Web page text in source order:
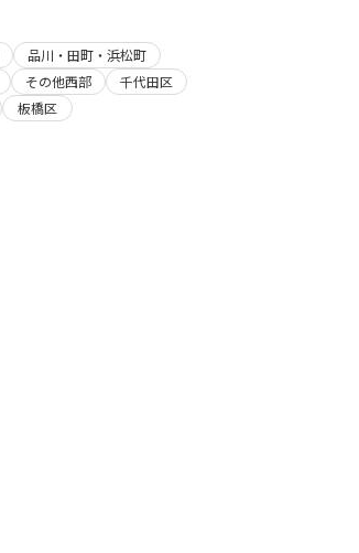
品川・田町・浜松町
その他西部
千代田区
板橋区